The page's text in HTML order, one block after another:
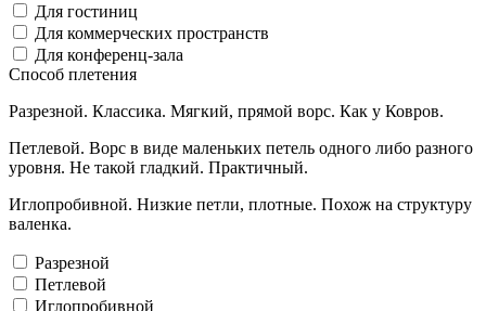
Для гостиниц
Для коммерческих пространств
Для конференц-зала
Способ плетения
Разрезной. Классика. Мягкий, прямой ворс. Как у Ковров.
Петлевой. Ворс в виде маленьких петель одного либо разного
уровня. Не такой гладкий. Практичный.
Иглопробивной. Низкие петли, плотные. Похож на структуру
валенка.
Разрезной
Петлевой
Иглопробивной